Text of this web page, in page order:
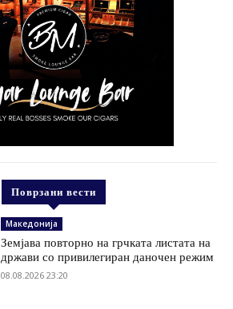
Поврзани вести
Македонија
Земјава повторно на грчката листата на
држави со привилегиран даночен режим
08.08.2026 23:20